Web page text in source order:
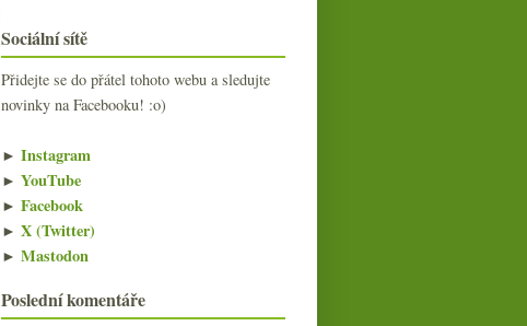
Sociální sítě
Přidejte se do přátel tohoto webu a sledujte
novinky na Facebooku! :o)
► Instagram
► YouTube
► Facebook
► X (Twitter)
► Mastodon
Poslední komentáře